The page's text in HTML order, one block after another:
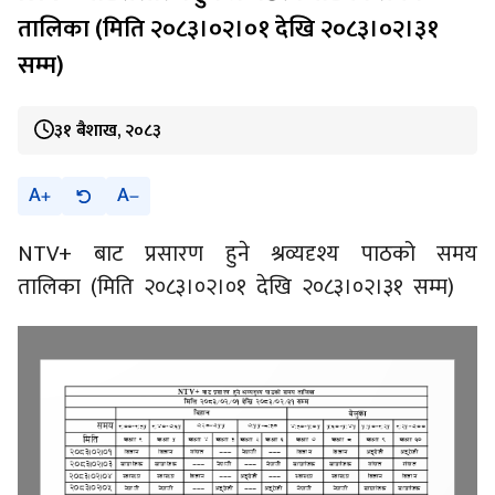
तालिका (मिति २०८३।०२।०१ देखि २०८३।०२।३१
सम्म)
३१ बैशाख, २०८३
A A
NTV+ बाट प्रसारण हुने श्रव्यदृश्य पाठको समय
तालिका (मिति २०८३।०२।०१ देखि २०८३।०२।३१ सम्म)